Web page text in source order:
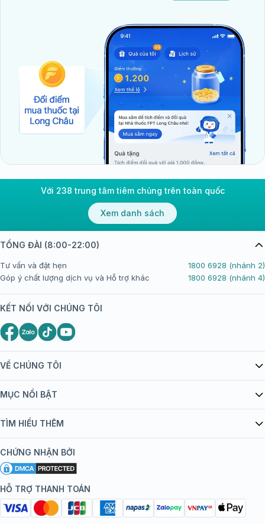
Với 238 trung tâm tiêm chủng trên toàn quốc
Xem danh sách
VỀ CHÚNG TÔI
Giới thiệu Tiêm Chủng FPT Long Châu
bán hàng
Chính sách nội dung
Chính sách bảo mật
Chính sách bảo mật dữ liệu cá nhân
Chính sách thanh toán
MỤC NỔI BẬT
Danh mục vắc xin
Đội ngũ bác sĩ, chuyên gia
Hệ thống trung tâm tiêm chủng
TÌM HIỂU THÊM
Khuyến mãi
Tôi nên tiêm gì?
Tiêm chủng đi nước ngoài
CHỨNG NHẬN BỞI
HỖ TRỢ THANH TOÁN
TỔNG ĐÀI (8:00-22:00)
Tư vấn và đặt hẹn
1800 6928 (nhánh 2)
Góp ý chất lượng dịch vụ và Hỗ trợ khác
1800 6928 (nhánh 4)
KẾT NỐI VỚI CHÚNG TÔI